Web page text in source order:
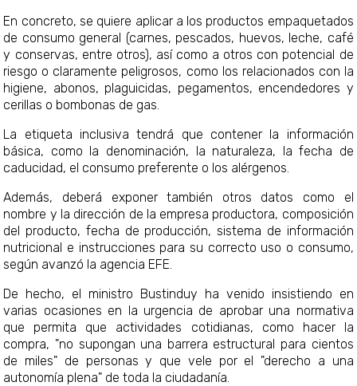
En concreto, se quiere aplicar a los productos empaquetados
de consumo general (carnes, pescados, huevos, leche, café
y conservas, entre otros), así como a otros con potencial de
riesgo o claramente peligrosos, como los relacionados con la
higiene, abonos, plaguicidas, pegamentos, encendedores y
cerillas o bombonas de gas.
La etiqueta inclusiva tendrá que contener la información
básica, como la denominación, la naturaleza, la fecha de
caducidad, el consumo preferente o los alérgenos.
Además, deberá exponer también otros datos como el
nombre y la dirección de la empresa productora, composición
del producto, fecha de producción, sistema de información
nutricional e instrucciones para su correcto uso o consumo,
según avanzó la agencia EFE.
De hecho, el ministro Bustinduy ha venido insistiendo en
varias ocasiones en la urgencia de aprobar una normativa
que permita que actividades cotidianas, como hacer la
compra, "no supongan una barrera estructural para cientos
de miles" de personas y que vele por el "derecho a una
autonomía plena" de toda la ciudadanía.